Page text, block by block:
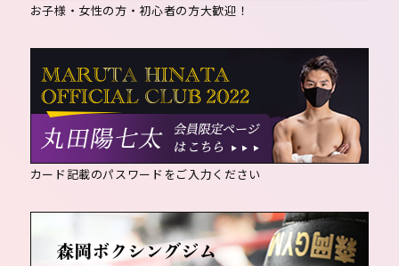
お子様・女性の方・初心者の方大歓迎！
カード記載のパスワードをご入力ください